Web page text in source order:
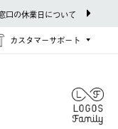
口の休業日について
カスタマーサポート